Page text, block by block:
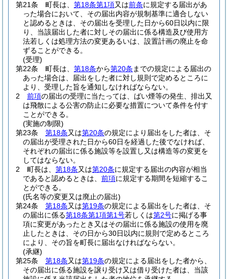
第21条
町長は、 第18条第1項又は前条に規定する届出があ
った場合において、その届出内容が規制基準に適合しない
と認めるときは、その届出を受理した日から60日以内に限
り、当該届出した者に対しその届出に係る構造及び使用方
法若しくは処理方法の変更あるいは、設置計画の廃止を命
ずることができる。
(受理)
第22条
町長は、 第18条から第20条 までの規定による届出の
あった場合は、届出をした者に対し規則で定めるところに
より、受理した旨を通知しなければならない。
2
前項の届出の受理に当たっては、ばい煙等の発生、排出又
は飛散による公害の防止に必要な措置について条件を付す
ことができる。
(実施の制限)
第23条
第18条又は第20条の規定により届出をした者は、そ
の届出が受理された日から60日を経過した後でなければ、
それぞれの届出に係る施設等を設置し又は構造等の変更を
してはならない。
2
町長は、 第18条又は第20条に規定する届出の内容が相当
であると認めるときは、 前項に規定する期間を短縮するこ
とができる。
(氏名等の変更又は廃止の届出)
第24条
第18条又は第19条の規定による届出をした者は、そ
の届出に係る第18条第1項第1号若しくは第2号に掲げる事
項に変更があったとき又はその届出に係る施設の使用を廃
止したときは、その日から30日以内に規則で定めるところ
により、その旨を町長に届出なければならない。
(承継)
第25条
第18条又は第19条の規定による届出をした者から、
その届出に係る施設を譲り受け又は借り受けた者は、当該